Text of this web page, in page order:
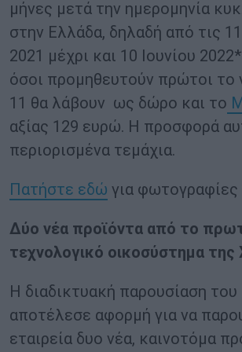
μήνες μετά την ημερομηνία
στην Ελλάδα, δηλαδή από τις
2021 μέχρι και 10 Ιουνίου
όσοι προμηθευτούν πρώτοι το
11 θα λάβουν ως δώρο και το
αξίας 129 ευρώ. Η προσφορά
περιορισμένα τεμάχια.
Πατήστε εδώ για φωτογραφίες
Δύο νέα προϊόντα από το
τεχνολογικό οικοσύστημα της
Η διαδικτυακή παρουσίαση του
αποτέλεσε αφορμή για να
εταιρεία δυο νέα, καινοτόμα